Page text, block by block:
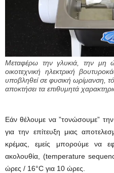
Μεταφέρω την γλυκιά, την μη
οικοτεχνική ηλεκτρική
υποβληθεί σε φυσική ωρίμανση,
αποκτήσει τα επιθυμητά
Εάν θέλουμε να ”τονώσουμε”
για την επίτευξη μιας
κρέμας, εμείς μπορούμε να
ακολουθία, (temperature
ώρες / 16°C για 10 ώρες.